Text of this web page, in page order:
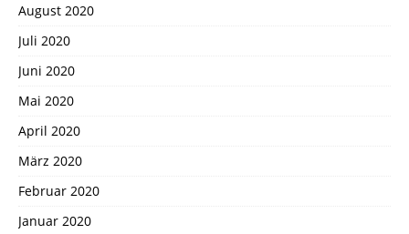
August 2020
Juli 2020
Juni 2020
Mai 2020
April 2020
März 2020
Februar 2020
Januar 2020